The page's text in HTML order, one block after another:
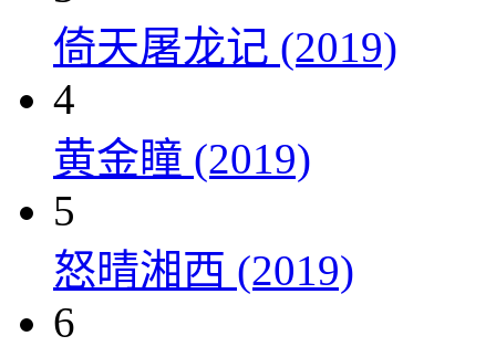
倚天屠龙记 (2019)
4
黄金瞳 (2019)
5
怒晴湘西 (2019)
6